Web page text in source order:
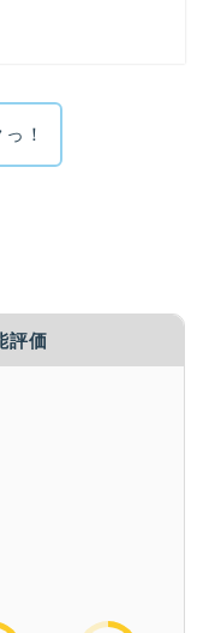
！
評価